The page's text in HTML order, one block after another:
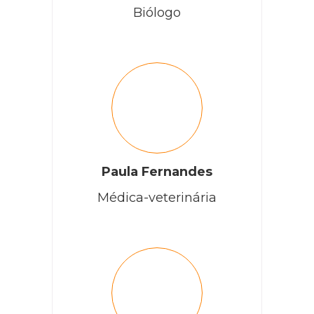
Biólogo
Paula Fernandes
Médica-veterinária